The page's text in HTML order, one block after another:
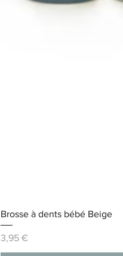
Brosse à dents bébé Beige
Prix
3,95 €